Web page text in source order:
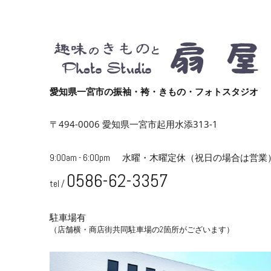
愛知県一宮市の振袖・袴・きもの・フォトスタジオ
〒494-0006 愛知県一宮市起用水添313-1
9:00am - 6:00pm 水曜・木曜定休 （祝日の場合は営業
tel / 0586-62-3357
駐車場有
（店舗横・商店街共同駐車場の2箇所がございます）